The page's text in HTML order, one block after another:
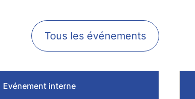
Tous les événements
Evénement interne